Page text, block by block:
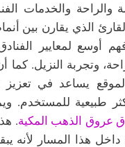
والراحة والخدمات
الذي يقارن بين
أوسع لمعايير
وتجربة النزيل. كما
يساعد في تعزيز
طبيعية للمستخدم.
عروق الذهب المكية.
داخل هذا المسار لأنه